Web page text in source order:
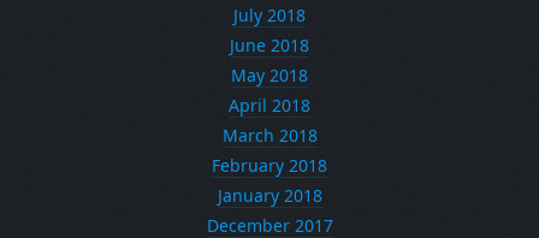
July 2018
June 2018
May 2018
April 2018
March 2018
February 2018
January 2018
December 2017